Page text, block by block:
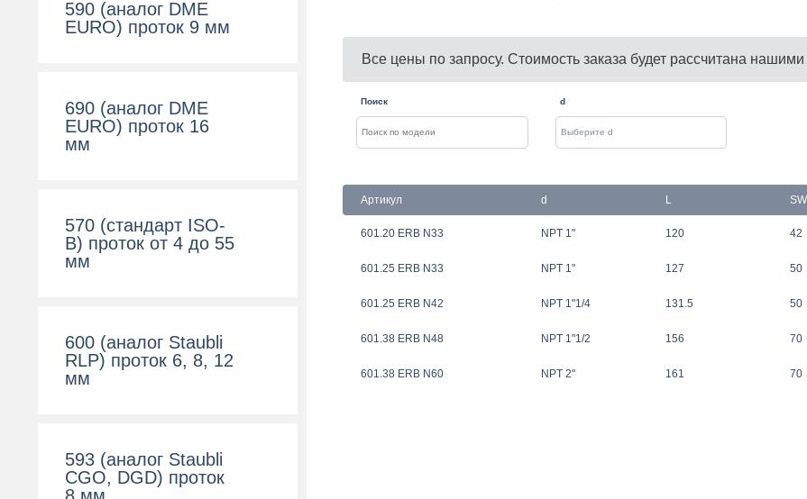
590 (аналог DME
EURO) проток 9 мм
690 (аналог DME
EURO) проток 16
мм
570 (cтандарт ISO-
B) проток от 4 до 55
мм
600 (aналог Staubli
RLP) проток 6, 8, 12
мм
593 (аналог Staubli
CGO, DGD) проток
Все цены по запросу. Стоимость заказа будет рассчитана
Поиск d
Артикул d L SW
601.20 ERB N33 NPT 1" 120 42
601.25 ERB N33 NPT 1" 127 50
601.25 ERB N42 NPT 1"1/4 131.5 50
601.38 ERB N48 NPT 1"1/2 156 70
601.38 ERB N60 NPT 2" 161 70